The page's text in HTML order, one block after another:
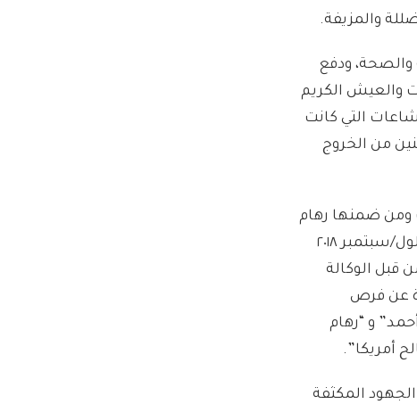
والمزيفة.
ودفع
والعيش الكريم
التي كانت
من الخروج
ومن ضمنها رهام
٢٠١٨
قبل الوكالة
عن فرص
و “رهام
أمريكا”.
تهديدات مباشرة في عام 2018، ، بالإضافة الى الجهود المكثفة